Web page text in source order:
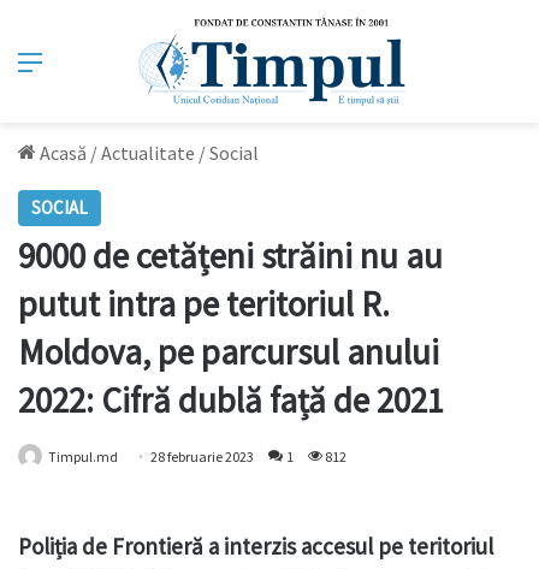
Meniu
Acasă /Actualitate /Social
SOCIAL
9000 de cetățeni străini nu au
putut intra pe teritoriul R.
Moldova, pe parcursul anului
2022: Cifră dublă față de 2021
Timpul.md 28 februarie 2023 1 812
Poliția de Frontieră a interzis accesul pe teritoriul